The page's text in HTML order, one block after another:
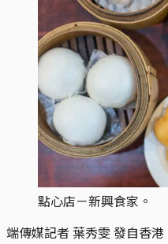
點心店－新興食家。
端傳媒記者 葉秀雯 發自香港